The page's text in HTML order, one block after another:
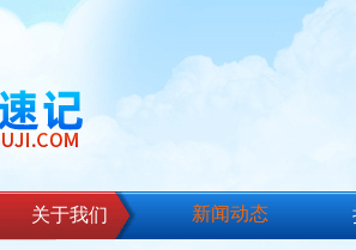
关于我们 新闻动态